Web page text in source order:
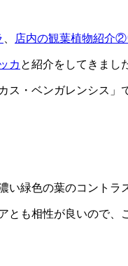
、 店内の観葉植物紹介②
カ と紹介をしてきまし
ス・ベンガレンシス」
い緑色の葉のコントラ
も相性が良いので、